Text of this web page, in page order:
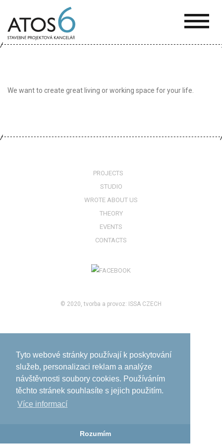
Tyto webové stránky používají k poskytování
služeb, personalizaci reklam a analýze
návštěvnosti soubory cookies. Používáním
těchto stránek souhlasíte s jejich použitím.
Více informací­
Rozumím
6
We want to create great living or working space for your life.
PROJECTS
STUDIO
WROTE ABOUT US
THEORY
EVENTS
CONTACTS
© 2020, tvorba a provoz: ISSA CZECH